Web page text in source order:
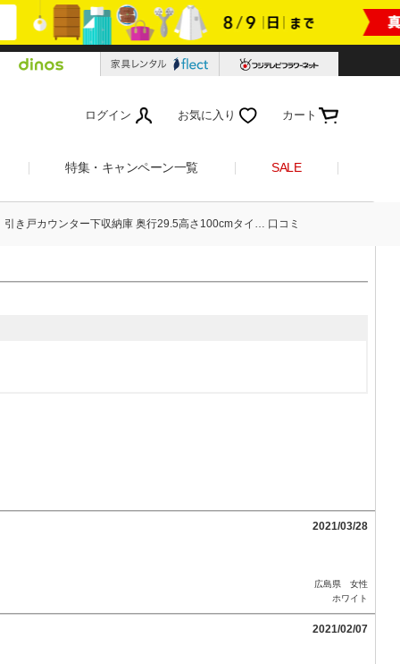
ログイン お気に入り カート
特集・キャンペーン一覧 SALE
引き戸カウンター下収納庫 奥行29.5高さ100cmタイ… 口コミ
2021/03/28
広島県 女性
ホワイト
2021/02/07